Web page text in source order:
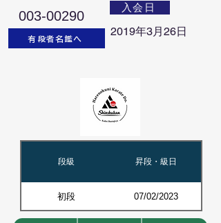
003-00290
有段者名鑑へ
入会日
2019年3月26日
段級 昇段・級日
初段 07/02/2023